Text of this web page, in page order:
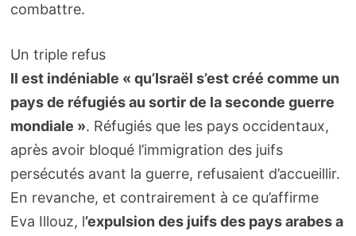
combattre.
Un triple refus
Il est indéniable « qu’Israël s’est créé comme un
pays de réfugiés au sortir de la seconde guerre
mondiale ». Réfugiés que les pays occidentaux,
après avoir bloqué l’immigration des juifs
persécutés avant la guerre, refusaient d’accueillir.
En revanche, et contrairement à ce qu’affirme
Eva Illouz, l’expulsion des juifs des pays arabes a